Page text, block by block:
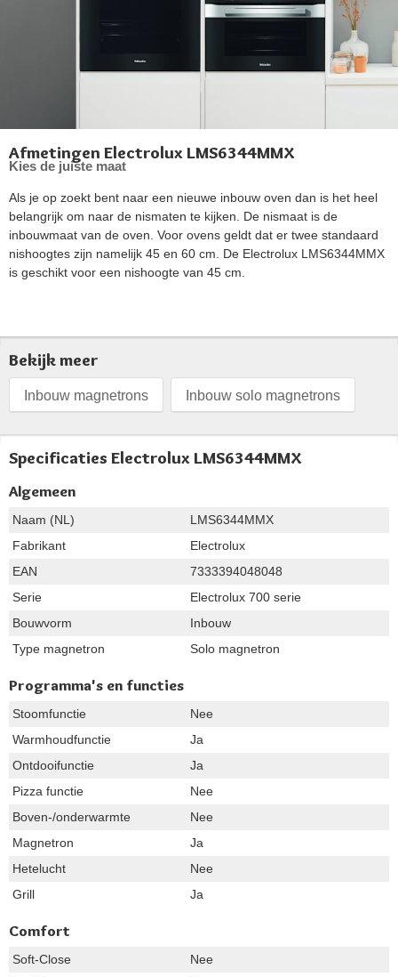
Afmetingen Electrolux LMS6344MMX
Kies de juiste maat
Als je op zoekt bent naar een nieuwe inbouw oven dan is het heel
belangrijk om naar de nismaten te kijken. De nismaat is de
inbouwmaat van de oven. Voor ovens geldt dat er twee standaard
nishoogtes zijn namelijk 45 en 60 cm. De Electrolux LMS6344MMX
is geschikt voor een nishoogte van 45 cm.
Bekijk meer
Inbouw magnetrons Inbouw solo magnetrons
Specificaties Electrolux LMS6344MMX
Algemeen
Naam (NL)
LMS6344MMX
Fabrikant
Electrolux
EAN
7333394048048
Serie
Electrolux 700 serie
Bouwvorm
Inbouw
Type magnetron
Solo magnetron
Programma's en functies
Stoomfunctie
Nee
Warmhoudfunctie
Ja
Ontdooifunctie
Ja
Pizza functie
Nee
Boven-/onderwarmte
Nee
Magnetron
Ja
Hetelucht
Nee
Grill
Ja
Comfort
Soft-Close
Nee